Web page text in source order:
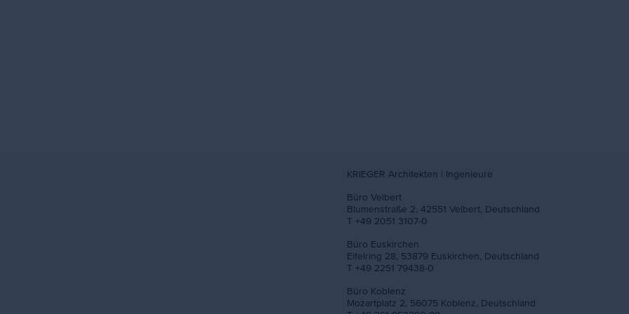
KRIEGER Architekten | Ingenieure
Büro Velbert
Blumenstraße 2, 42551 Velbert, Deutschland
T +49 2051 3107-0
Büro Euskirchen
Eifelring 28, 53879 Euskirchen, Deutschland
T +49 2251 79438-0
Büro Koblenz
Mozartplatz 2, 56075 Koblenz, Deutschland